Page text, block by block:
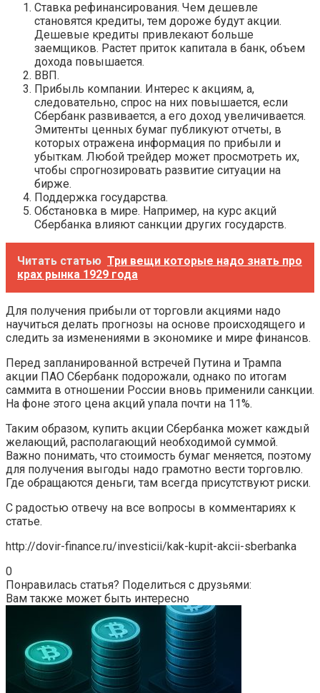
Ставка рефинансирования. Чем дешевле
становятся кредиты, тем дороже будут акции.
Дешевые кредиты привлекают больше
заемщиков. Растет приток капитала в банк, объем
дохода повышается.
ВВП.
Прибыль компании. Интерес к акциям, а,
следовательно, спрос на них повышается, если
Сбербанк развивается, а его доход увеличивается.
Эмитенты ценных бумаг публикуют отчеты, в
которых отражена информация по прибыли и
убыткам. Любой трейдер может просмотреть их,
чтобы спрогнозировать развитие ситуации на
бирже.
Поддержка государства.
Обстановка в мире. Например, на курс акций
Сбербанка влияют санкции других государств.
Читать статью Три вещи которые надо знать про
крах рынка 1929 года
Для получения прибыли от торговли акциями надо
научиться делать прогнозы на основе происходящего и
следить за изменениями в экономике и мире финансов.
Перед запланированной встречей Путина и Трампа
акции ПАО Сбербанк подорожали, однако по итогам
саммита в отношении России вновь применили санкции.
На фоне этого цена акций упала почти на 11%.
Таким образом, купить акции Сбербанка может каждый
желающий, располагающий необходимой суммой.
Важно понимать, что стоимость бумаг меняется, поэтому
для получения выгоды надо грамотно вести торговлю.
Где обращаются деньги, там всегда присутствуют риски.
С радостью отвечу на все вопросы в комментариях к
статье.
http://dovir-finance.ru/investicii/kak-kupit-akcii-sberbanka
0
Понравилась статья? Поделиться с друзьями:
Вам также может быть интересно